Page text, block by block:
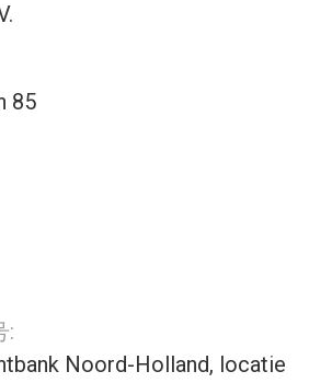
85
:
Noord-Holland, locatie